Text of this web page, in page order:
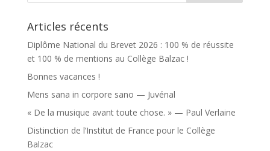
Articles récents
Diplôme National du Brevet 2026 : 100 % de réussite
et 100 % de mentions au Collège Balzac !
Bonnes vacances !
Mens sana in corpore sano — Juvénal
« De la musique avant toute chose. » — Paul Verlaine
Distinction de l’Institut de France pour le Collège
Balzac